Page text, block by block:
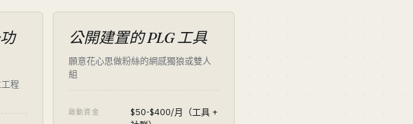
程
公開建置的 PLG 工具
願意花心思做粉絲的網感獨狼或雙人
組
啟動資金
$50-$400/月（工具 +